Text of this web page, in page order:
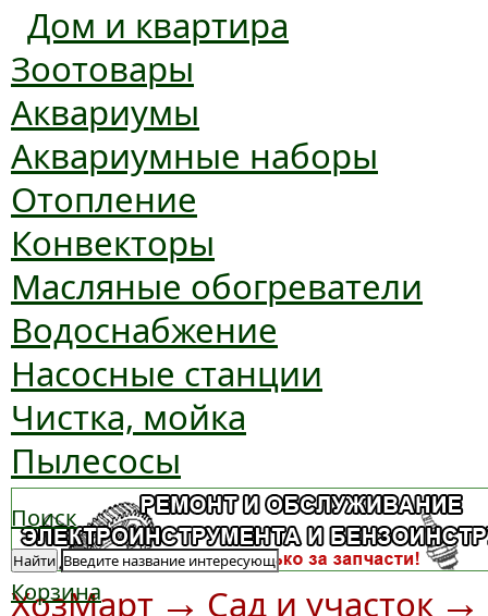
Дом и квартира
Зоотовары
Аквариумы
Аквариумные наборы
Отопление
Конвекторы
Масляные обогреватели
Водоснабжение
Насосные станции
Чистка, мойка
Пылесосы
Поиск
Найти
Корзина
ХозМарт → Сад и участок →